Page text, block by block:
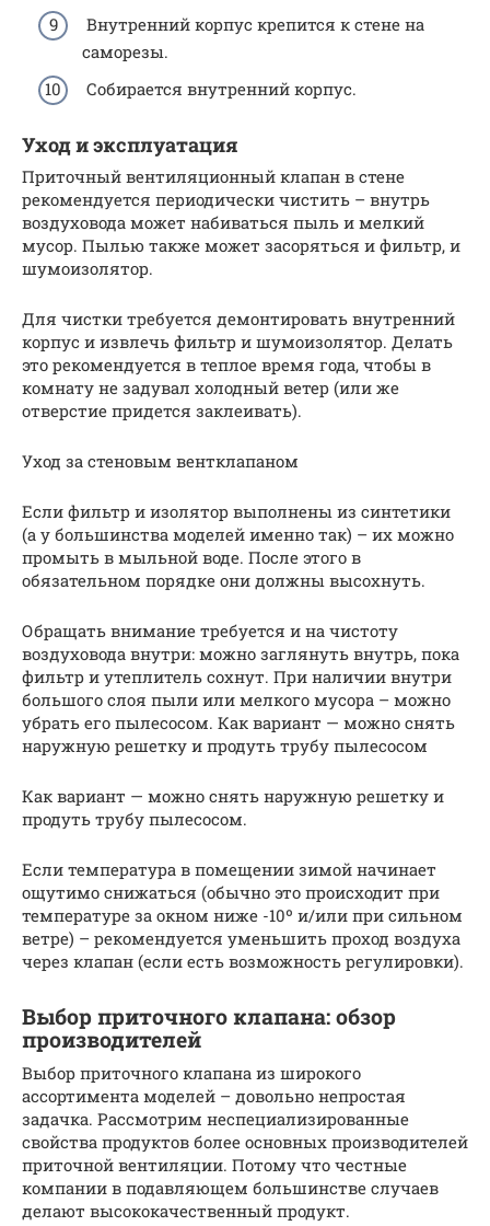
Внутренний корпус крепится к стене на
саморезы.
Собирается внутренний корпус.
Уход и эксплуатация
Приточный вентиляционный клапан в стене
рекомендуется периодически чистить – внутрь
воздуховода может набиваться пыль и мелкий
мусор. Пылью также может засоряться и фильтр, и
шумоизолятор.
Для чистки требуется демонтировать внутренний
корпус и извлечь фильтр и шумоизолятор. Делать
это рекомендуется в теплое время года, чтобы в
комнату не задувал холодный ветер (или же
отверстие придется заклеивать).
Уход за стеновым вентклапаном
Если фильтр и изолятор выполнены из синтетики
(а у большинства моделей именно так) – их можно
промыть в мыльной воде. После этого в
обязательном порядке они должны высохнуть.
Обращать внимание требуется и на чистоту
воздуховода внутри: можно заглянуть внутрь, пока
фильтр и утеплитель сохнут. При наличии внутри
большого слоя пыли или мелкого мусора – можно
убрать его пылесосом. Как вариант — можно снять
наружную решетку и продуть трубу пылесосом
Как вариант — можно снять наружную решетку и
продуть трубу пылесосом.
Если температура в помещении зимой начинает
ощутимо снижаться (обычно это происходит при
температуре за окном ниже -10º и/или при сильном
ветре) – рекомендуется уменьшить проход воздуха
через клапан (если есть возможность регулировки).
Выбор приточного клапана: обзор
производителей
Выбор приточного клапана из широкого
ассортимента моделей – довольно непростая
задачка. Рассмотрим неспециализированные
свойства продуктов более основных производителей
приточной вентиляции. Потому что честные
компании в подавляющем большинстве случаев
делают высококачественный продукт.